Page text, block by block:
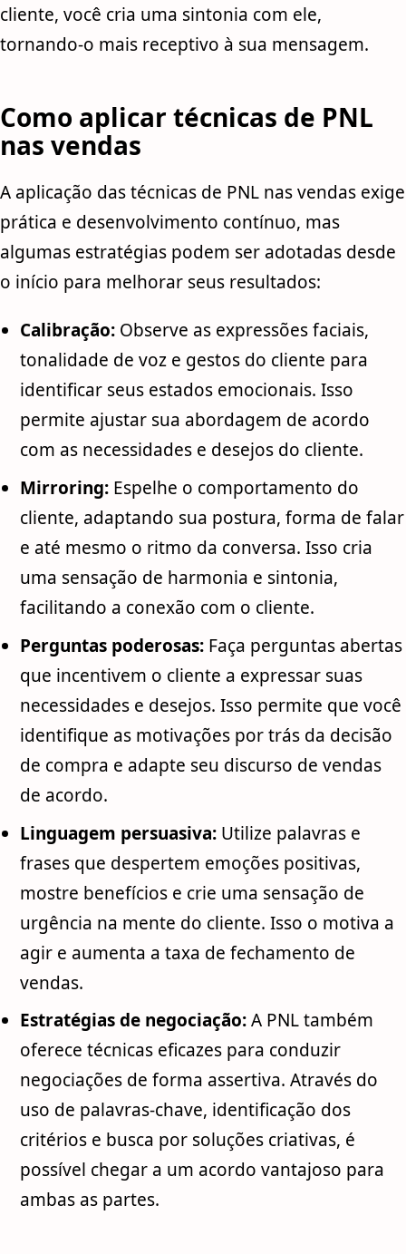
cliente, você cria uma sintonia com ele,
tornando-o mais receptivo à sua mensagem.
Como aplicar técnicas de PNL
nas vendas
A aplicação das técnicas de PNL nas vendas exige
prática e desenvolvimento contínuo, mas
algumas estratégias podem ser adotadas desde
o início para melhorar seus resultados:
Calibração:Observe as expressões faciais,
tonalidade de voz e gestos do cliente para
identificar seus estados emocionais. Isso
permite ajustar sua abordagem de acordo
com as necessidades e desejos do cliente.
Mirroring:Espelhe o comportamento do
cliente, adaptando sua postura, forma de falar
e até mesmo o ritmo da conversa. Isso cria
uma sensação de harmonia e sintonia,
facilitando a conexão com o cliente.
Perguntas poderosas:Faça perguntas abertas
que incentivem o cliente a expressar suas
necessidades e desejos. Isso permite que você
identifique as motivações por trás da decisão
de compra e adapte seu discurso de vendas
de acordo.
Linguagem persuasiva:Utilize palavras e
frases que despertem emoções positivas,
mostre benefícios e crie uma sensação de
urgência na mente do cliente. Isso o motiva a
agir e aumenta a taxa de fechamento de
vendas.
Estratégias de negociação:A PNL também
oferece técnicas eficazes para conduzir
negociações de forma assertiva. Através do
uso de palavras-chave, identificação dos
critérios e busca por soluções criativas, é
possível chegar a um acordo vantajoso para
ambas as partes.